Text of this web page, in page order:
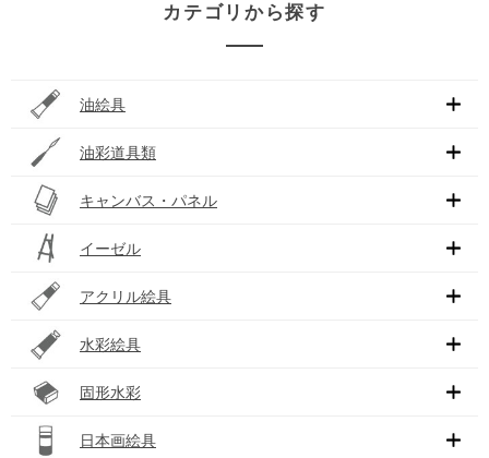
カテゴリから探す
油絵具
油彩道具類
キャンバス・パネル
イーゼル
アクリル絵具
水彩絵具
固形水彩
日本画絵具